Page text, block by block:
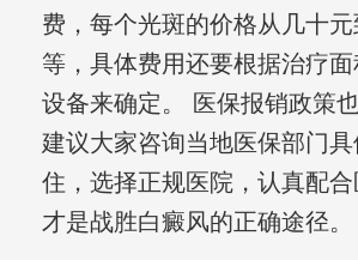
费，每个光斑的价格从几十
等，具体费用还要根据治疗
设备来确定。 医保报销政策
建议大家咨询当地医保部门
住，选择正规医院，认真配合
才是战胜白癜风的正确途径。